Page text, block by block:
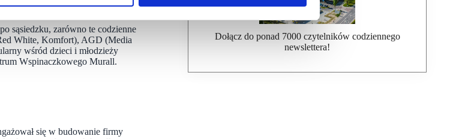
sąsiedzku, zarówno te codzienne
White, Komfort), AGD (Media
wśród dzieci i młodzieży
Wspinaczkowego Murall.
się w budowanie firmy
Dołącz do ponad 7000 czytelników codziennego
newslettera!